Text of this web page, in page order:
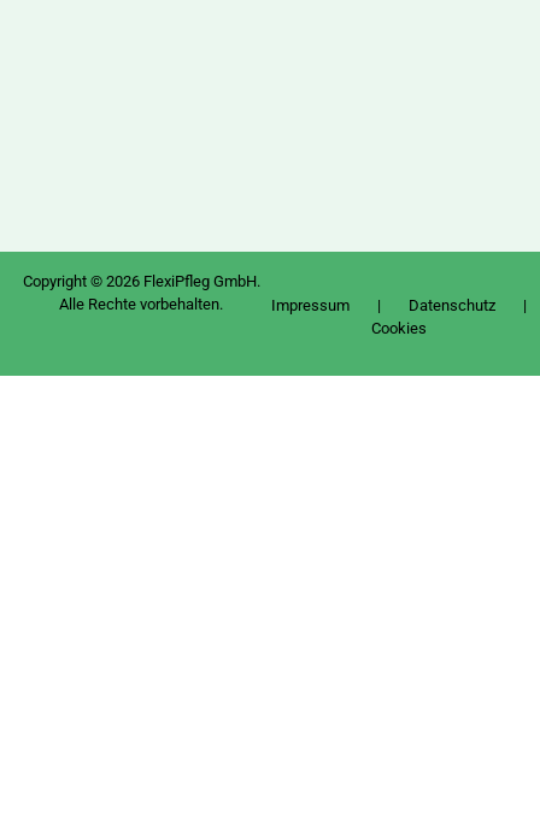
Copyright © 2026 FlexiPfleg GmbH.
Alle Rechte vorbehalten.
Impressum | Datenschutz |
Cookies